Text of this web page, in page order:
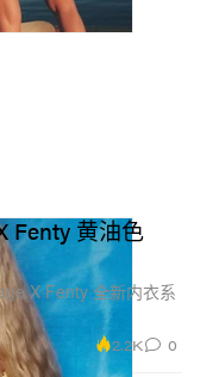
Fenty 黄油色
X Fenty 全新内衣系
2.2K 0